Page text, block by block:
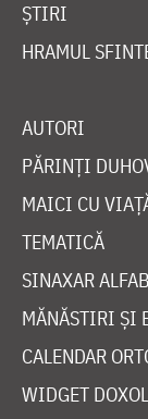
ȘTIRI
HRAMUL
AUTORI
PĂRINȚI
MAICI CU
TEMATICĂ
SINAXAR
MĂNĂSTIRI ȘI
CALENDAR
WIDGET